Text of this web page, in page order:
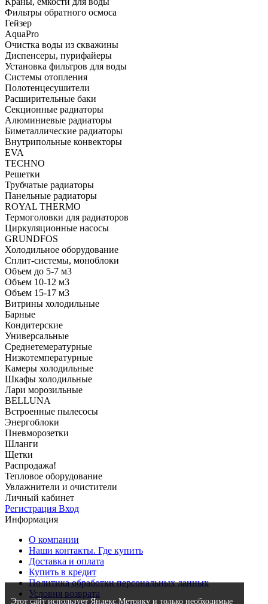
Этот сайт использует Яндекс.Метрику и только необходимые
Фильтры обратного осмоса
Гейзер
AquaPro
Очистка воды из скважины
Диспенсеры, пурифайеры
Установка фильтров для воды
Системы отопления
Полотенцесушители
Расширительные баки
Секционные радиаторы
Алюминиевые радиаторы
Биметаллические радиаторы
Внутрипольные конвекторы
EVA
TECHNO
Решетки
Трубчатые радиаторы
Панельные радиаторы
ROYAL THERMO
Термоголовки для радиаторов
Циркуляционные насосы
GRUNDFOS
Холодильное оборудование
Сплит-системы, моноблоки
Объем до 5-7 м3
Объем 10-12 м3
Объем 15-17 м3
Витрины холодильные
Барные
Кондитерские
Универсальные
Среднетемературные
Низкотемпературные
Камеры холодильные
Шкафы холодильные
Лари морозильные
BELLUNA
Встроенные пылесосы
Энергоблоки
Пневморозетки
Шланги
Щетки
Распродажа!
Тепловое оборудование
Увлажнители и очистители
Личный кабинет
Регистрация Вход
Информация
О компании
Наши контакты. Где купить
Доставка и оплата
Купить в кредит
Политика обработки персональных данных
Условия возврата